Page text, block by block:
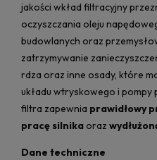
jakości wkład filtracyjny
oczyszczania oleju
budowlanych oraz
zatrzymywanie
rdza oraz inne osady, które
układu wtryskowego i pompy
filtra zapewnia prawidłowy
pracę silnikaoraz
Dane techniczne